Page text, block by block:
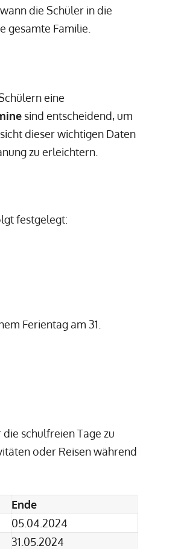
die Schüler in die
gesamte Familie.
eine
sind entscheidend, um
dieser wichtigen Daten
zu erleichtern.
festgelegt:
Ferientag am 31.
schulfreien Tage zu
oder Reisen während
Ende
05.04.2024
31.05.2024